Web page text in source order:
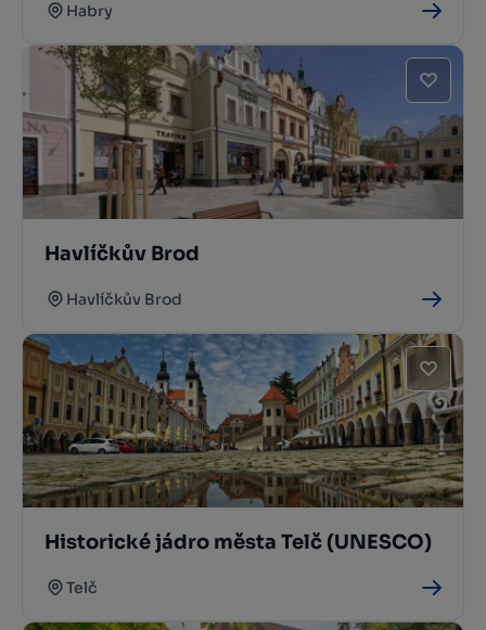
Habry
Havlíčkův Brod
Havlíčkův Brod
Historické jádro města Telč (UNESCO)
Telč